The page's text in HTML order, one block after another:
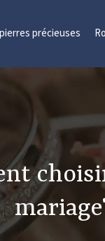
précieuses